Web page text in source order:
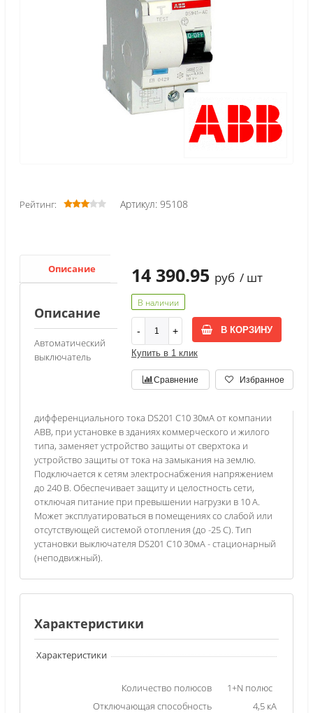
Рейтинг: Артикул: 95108
14 390.95 руб / шт
В наличии
В КОРЗИНУ
Купить в 1 клик
Сравнение Избранное
Описание Характеристики
Описание
Автоматический
выключатель
дифференциального тока DS201 C10 30мА от компании
ABB, при установке в зданиях коммерческого и жилого
типа, заменяет устройство защиты от сверхтока и
устройство защиты от тока на замыкания на землю.
Подключается к сетям электроснабжения напряжением
до 240 В. Обеспечивает защиту и целостность сети,
отключая питание при превышении нагрузки в 10 А.
Может эксплуатироваться в помещениях со слабой или
отсутствующей системой отопления (до -25 С). Тип
установки выключателя DS201 C10 30мА - стационарный
(неподвижный).
Характеристики
Характеристики
Количество полюсов
1+N полюс
Отключающая способность
4,5 кА